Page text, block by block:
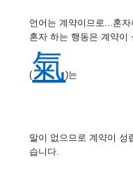
언어는 계약이므로...혼
혼자 하는 행동은 계약이
(氣)는
말이 없으므로 계약이 성
습니다.